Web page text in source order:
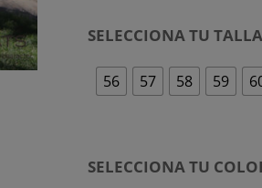
SELECCIONA TU TALLA
56 57 58 59
SELECCIONA TU